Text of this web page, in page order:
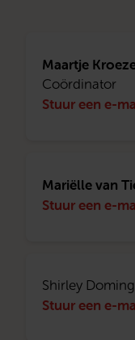
Maartje
Coördinator
Stuur een e-
Mariëlle van
Stuur een e-
Shirley
Stuur een e-